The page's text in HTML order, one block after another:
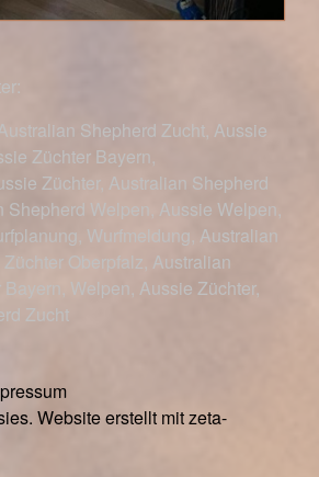
Shepherd Zucht, Aussie
Züchter Bayern,
Züchter, Australian Shepherd
Shepherd Welpen , Aussie Welpen,
, Wurfmeldung, Australian
Oberpfalz, Australian
Welpen, Aussie Züchter,
Zucht
Website erstellt mit zeta-